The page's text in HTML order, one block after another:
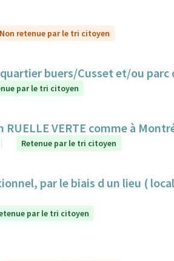
Non retenue par le tri citoyen
buers/Cusset et/ou parc
par le tri citoyen
VERTE comme à
Retenue par le tri citoyen
par le biais d un lieu (
par le tri citoyen